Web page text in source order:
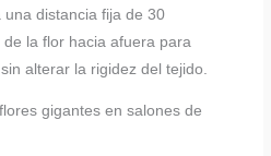
distancia fija de 30
la flor hacia afuera para
alterar la rigidez del tejido.
gigantes en salones de